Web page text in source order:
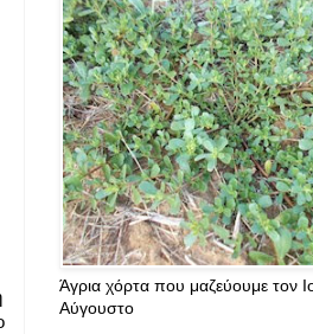
Άγρια χόρτα που μαζεύουμε τον
Αύγουστο